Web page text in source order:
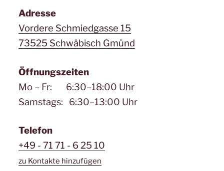
Adresse
Vordere Schmiedgasse 15
73525 Schwäbisch Gmünd
Öffnungszeiten
Mo – Fr: 6:30–18:00 Uhr
Samstags: 6:30–13:00 Uhr
Telefon
+49 - 71 71 - 6 25 10
zu Kontakte hinzufügen